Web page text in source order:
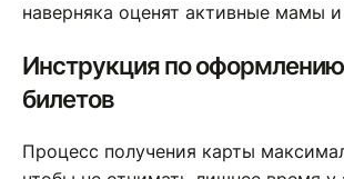
наверняка оценят активные мамы
Инструкция по
билетов
Процесс получения карты